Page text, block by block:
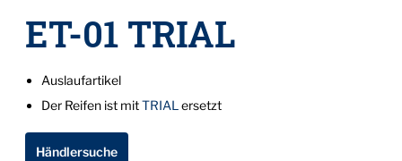
ET-01 TRIAL
Auslaufartikel
Der Reifen ist mitTRIAL ersetzt
Händlersuche